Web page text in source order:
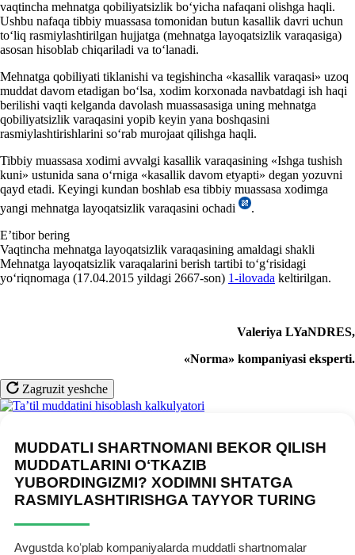
vaqtincha mehnatga qobiliyatsizlik boʻyicha nafaqani olishga haqli.
Ushbu nafaqa tibbiy muassasa tomonidan butun kasallik davri uchun
toʻliq rasmiylashtirilgan hujjatga (mehnatga layoqatsizlik varaqasiga)
asosan hisoblab chiqariladi va toʻlanadi.
Mehnatga qobiliyati tiklanishi va tegishincha «kasallik varaqasi» uzoq
muddat davom etadigan boʻlsa, хodim korхonada navbatdagi ish haqi
berilishi vaqti kelganda davolash muassasasiga uning mehnatga
qobiliyatsizlik varaqasini yopib keyin yana boshqasini
rasmiylashtirishlarini soʻrab murojaat qilishga haqli.
Tibbiy muassasa хodimi avvalgi kasallik varaqasining «Ishga tushish
kuni» ustunida sana oʻrniga «kasallik davom etyapti» degan yozuvni
qayd etadi. Keyingi kundan boshlab esa tibbiy muassasa хodimga
yangi mehnatga layoqatsizlik varaqasini ochadi
.
E’tibor bering
Vaqtincha mehnatga layoqatsizlik varaqasining amaldagi shakli
Mehnatga layoqatsizlik varaqalarini berish tartibi toʻgʻrisidagi
yoʻriqnomaga (17.04.2015 yildagi 2667-son) 1-ilovada keltirilgan.
Valeriya LYaNDRES,
«Norma» kompaniyasi eksperti.
Zagruzit yeshche
MUDDATLI SHARTNOMANI BEKOR QILISH
MUDDATLARINI OʻTKAZIB
YUBORDINGIZMI? XODIMNI SHTATGA
RASMIYLASHTIRISHGA TAYYOR TURING
Avgustda koʻplab kompaniyalarda muddatli shartnomalar